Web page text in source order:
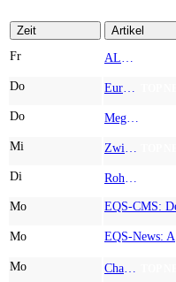
Zeit Artikel
Fr
Do
Do
Mi
Di
Mo
Mo
Mo